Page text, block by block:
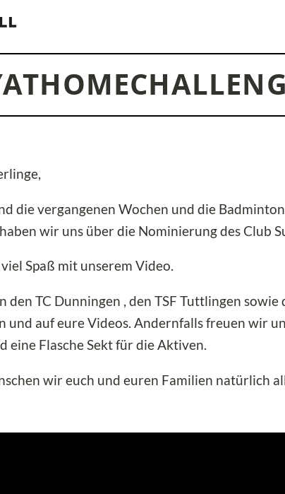
die vergangenen Wochen und die
wir uns über die Nominierung des Club
Spaß mit unserem Video.
den TC Dunningen , den TSF Tuttlingen
und auf eure Videos. Andernfalls freuen wir
eine Flasche Sekt für die Aktiven.
wir euch und euren Familien natürlich